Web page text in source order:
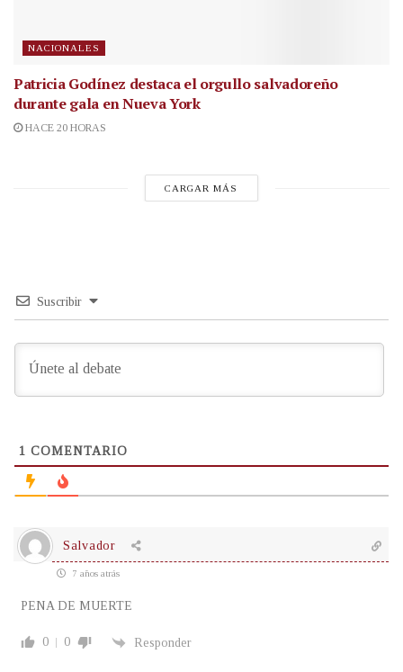
NACIONALES
Patricia Godínez destaca el orgullo salvadoreño
durante gala en Nueva York
HACE 20 HORAS
CARGAR MÁS
Suscribir
1 COMENTARIO
Salvador
7 años atrás
PENA DE MUERTE
0 0 Responder